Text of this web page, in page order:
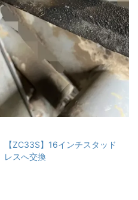
【ZC33S】16インチスタッド
レスへ交換